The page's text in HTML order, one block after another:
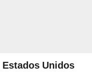
Estados Unidos